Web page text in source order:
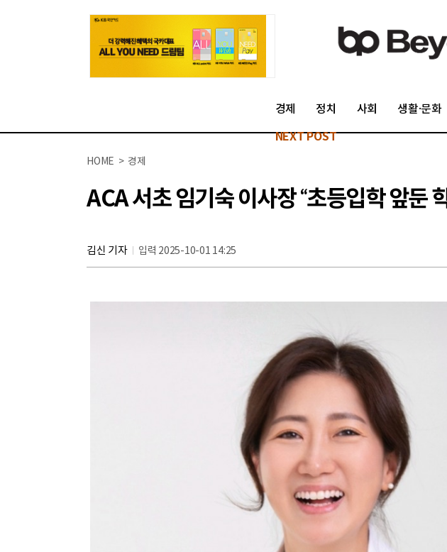
경제 정치 사회 생활·문화
NEXT POST
HOME > 경제
ACA 서초 임기숙 이사장 “초등입학 앞둔
김신 기자 입력 2025-10-01 14:25